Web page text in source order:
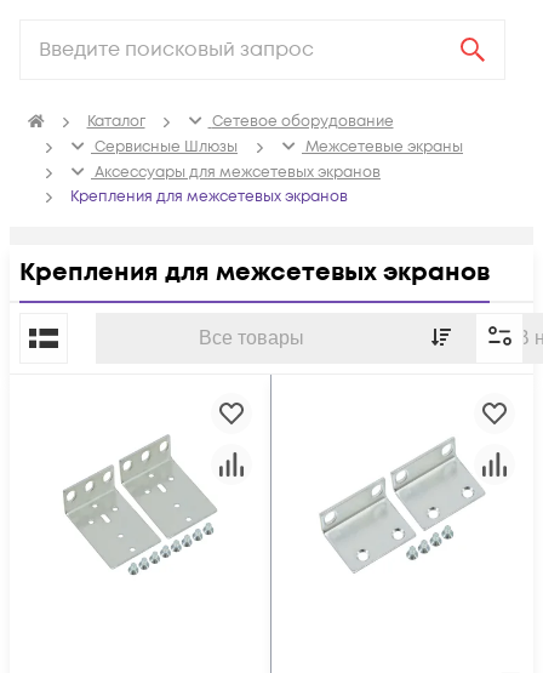
Каталог
Сетевое оборудование
Сервисные Шлюзы
Межсетевые экраны
Аксессуары для межсетевых экранов
Крепления для межсетевых экранов
Крепления для межсетевых экранов
Все товары В
По популярности